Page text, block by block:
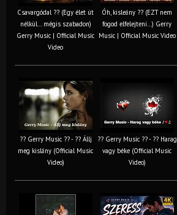
Csavargódal ?? (Egy élet út
nélkül… mégis szabadon)
Gerry Music | Official Music
Video
Óh, kisleány ?? (EZT nem
fogod elfelejteni…) Gerry
Music | Official Music Video
?? Gerry Music ?? - ?? Állj
meg kislány (Official Music
Video)
?? Gerry Music ?? - ?? Harag
vagy béke (Official Music
Video)